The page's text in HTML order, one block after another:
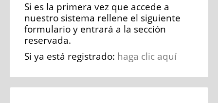
Si es la primera vez que accede a
nuestro sistema rellene el siguiente
formulario y entrará a la sección
reservada.
Si ya está registrado: haga clic aquí